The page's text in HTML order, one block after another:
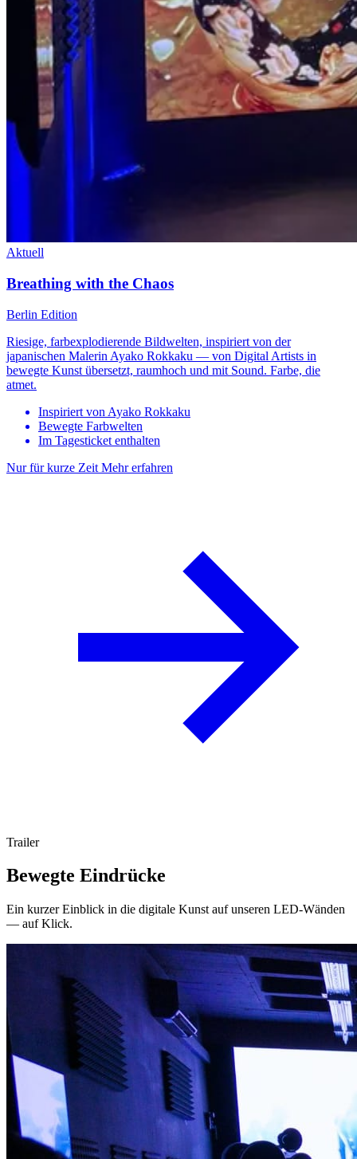
Aktuell
Breathing with the Chaos
Berlin Edition
Riesige, farbexplodierende Bildwelten, inspiriert von der
japanischen Malerin Ayako Rokkaku — von Digital Artists in
bewegte Kunst übersetzt, raumhoch und mit Sound. Farbe, die
atmet.
Inspiriert von Ayako Rokkaku
Bewegte Farbwelten
Im Tagesticket enthalten
Nur für kurze Zeit Mehr erfahren
Trailer
Bewegte Eindrücke
Ein kurzer Einblick in die digitale Kunst auf unseren LED-Wänden
— auf Klick.